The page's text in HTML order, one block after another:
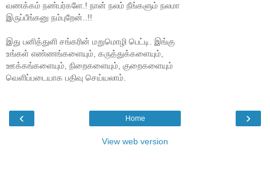
வணக்கம் நண்பர்களே.! நான் நலம் நீங்களும் நலமா
இருப்பீங்கனு நம்புறேன்..!!
இது பனித்துளி சங்கரின் மறுமொழி பெட்டி. இங்கு
உங்கள் எண்ணங்களையும், கருத்துக்களையும்,
ஊக்கங்களையும், நிறைகளையும், குறைகளையும்
வெளிப்படையாக பதிவு செய்யலாம்.
‹ ›
Home
View web version